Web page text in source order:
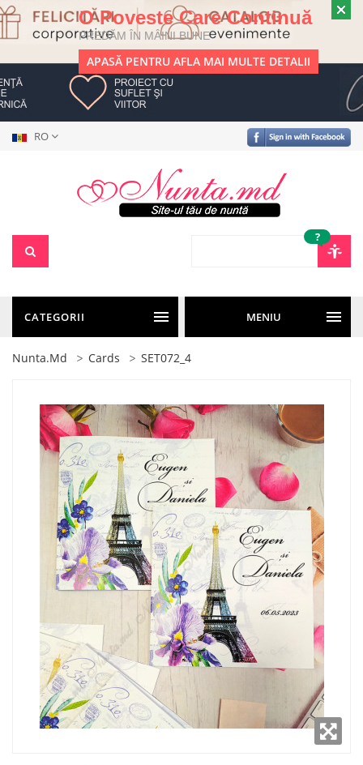
O Poveste Care Continuă
PREDĂM ÎN MÂINI BUNE
APASĂ PENTRU AFLA MAI MULTE DETALII
RO
?
CATEGORII MENIU
Nunta.md Cards SET072_4